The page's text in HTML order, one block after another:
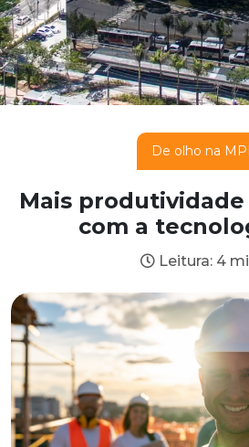
De olho na
Mais
com a
Leitura: 4